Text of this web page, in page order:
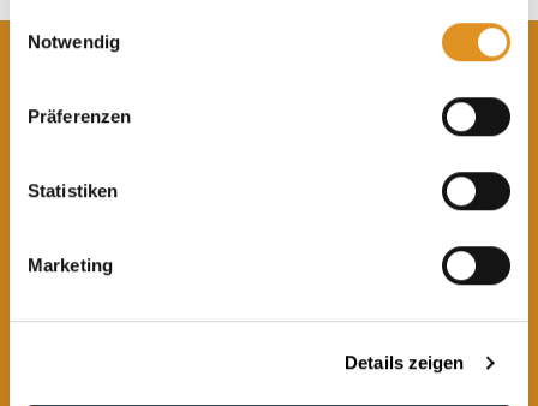
Cookies, wenn Sie unsere Webseite weiterhin nutzen.
Einwilligungsauswahl
Notwendig
Präferenzen
Statistiken
Marketing
Details zeigen